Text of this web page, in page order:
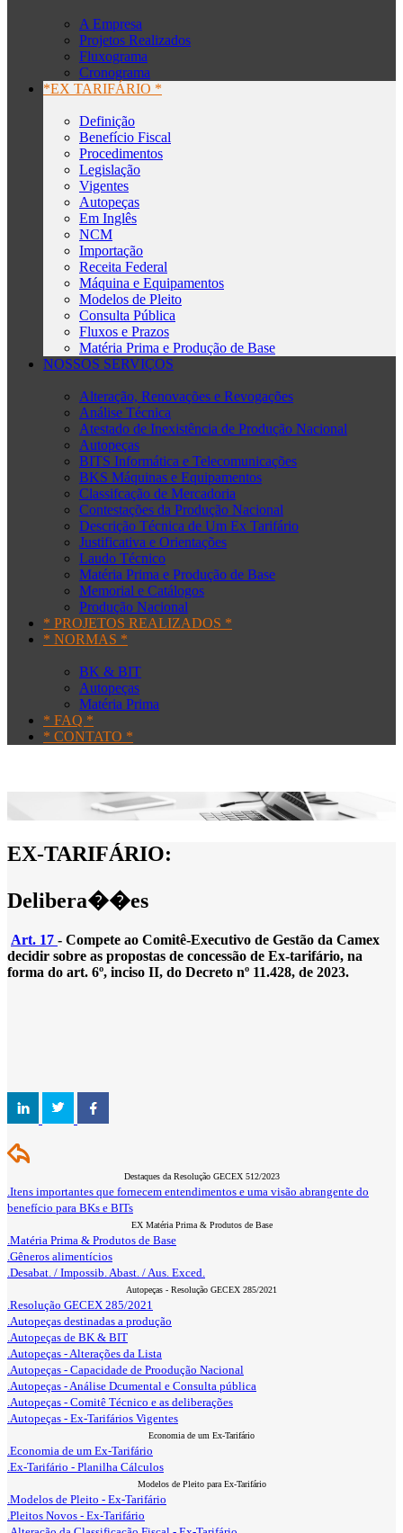
A Empresa
Projetos Realizados
Fluxograma
Cronograma
*EX TARIFÁRIO *
Definição
Benefício Fiscal
Procedimentos
Legislação
Vigentes
Autopeças
Em Inglês
NCM
Importação
Receita Federal
Máquina e Equipamentos
Modelos de Pleito
Consulta Pública
Fluxos e Prazos
Matéria Prima e Produção de Base
NOSSOS SERVIÇOS
Alteração, Renovações e Revogações
Análise Técnica
Atestado de Inexistência de Produção Nacional
Autopeças
BITS Informática e Telecomunicações
BKS Máquinas e Equipamentos
Classifcação de Mercadoria
Contestações da Produção Nacional
Descrição Técnica de Um Ex Tarifário
Justificativa e Orientações
Laudo Técnico
Matéria Prima e Produção de Base
Memorial e Catálogos
Produção Nacional
* PROJETOS REALIZADOS *
* NORMAS *
BK & BIT
Autopeças
Matéria Prima
* FAQ *
* CONTATO *
EX-TARIFÁRIO:
Delibera��es
Art. 17 - Compete ao Comitê-Executivo de Gestão da Camex
decidir sobre as propostas de concessão de Ex-tarifário, na
forma do art. 6º, inciso II, do Decreto nº 11.428, de 2023.
Destaques da Resolução GECEX 512/2023
.Itens importantes que fornecem entendimentos e uma visão abrangente do
benefício para BKs e BITs
EX Matéria Prima & Produtos de Base
.Matéria Prima & Produtos de Base
.Gêneros alimentícios
.Desabat. / Impossib. Abast. / Aus. Exced.
Autopeças - Resolução GECEX 285/2021
.Resolução GECEX 285/2021
.Autopeças destinadas a produção
.Autopeças de BK & BIT
.Autopeças - Alterações da Lista
.Autopeças - Capacidade de Proodução Nacional
.Autopeças - Análise Dcumental e Consulta pública
.Autopeças - Comitê Técnico e as deliberações
.Autopeças - Ex-Tarifários Vigentes
Economia de um Ex-Tarifário
.Economia de um Ex-Tarifário
.Ex-Tarifário - Planilha Cálculos
Modelos de Pleito para Ex-Tarifário
.Modelos de Pleito - Ex-Tarifário
.Pleitos Novos - Ex-Tarifário